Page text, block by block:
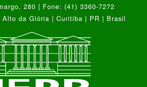
280 | Fone: (41) 3360-7272
Alto da Glória | Curitiba | PR | Brasil